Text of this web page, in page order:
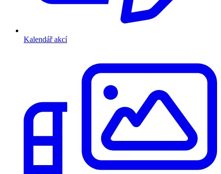
Kalendář akcí